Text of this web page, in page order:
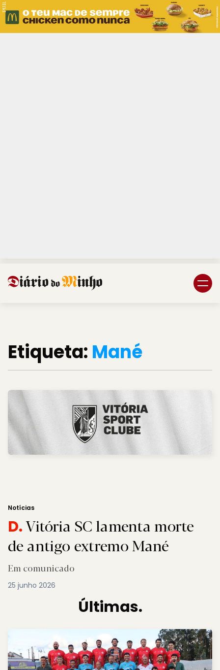
PUB.
Etiqueta: Mané
Notícias
D.Vitória SC lamenta morte
de antigo extremo Mané
Em comunicado
25 junho 2026
Últimas.